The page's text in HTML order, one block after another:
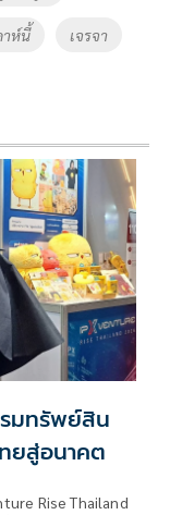
ห์นี้ เจรจา
มทรัพย์สิน
ยสู่อนาคต